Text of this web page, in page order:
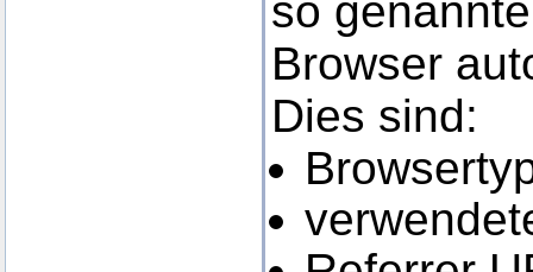
so
Browser
Dies sind: